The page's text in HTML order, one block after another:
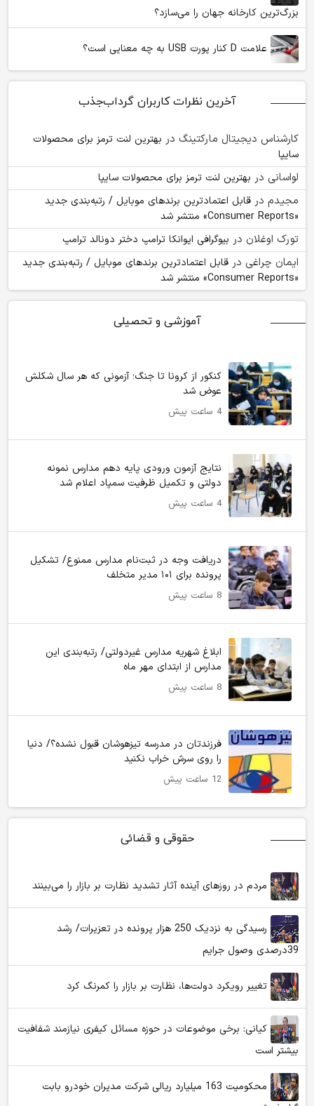
بزرگ‌ترین کارخانه جهان را می‌سازد؟
علامت D کنار پورت USB به چه معنایی است؟
آخرین نظرات کاربران گرداب‌جذب
کارشناس دیجیتال مارکتینگ در بهترین لنت ترمز برای محصولات
سایپا
لواسانی در بهترین لنت ترمز برای محصولات سایپا
مجیدم در قابل اعتمادترین برندهای موبایل / رتبه‌بندی جدید
«Consumer Reports» منتشر شد
تورک اوغلان در بیوگرافی ایوانکا ترامپ دختر دونالد ترامپ
ایمان چراغی در قابل اعتمادترین برندهای موبایل / رتبه‌بندی جدید
«Consumer Reports» منتشر شد
آموزشی و تحصیلی
کنکور از کرونا تا جنگ؛ آزمونی که هر سال شکلش
عوض شد
4 ساعت پیش
نتایج آزمون ورودی پایه دهم مدارس نمونه
دولتی و تکمیل ظرفیت سمپاد اعلام شد
4 ساعت پیش
دریافت وجه در ثبت‌نام مدارس ممنوع/ تشکیل
پرونده برای ۱۰۱ مدیر متخلف
8 ساعت پیش
ابلاغ شهریه مدارس غیردولتی/ رتبه‌بندی این
مدارس از ابتدای مهر ماه
8 ساعت پیش
فرزندتان در مدرسه تیزهوشان قبول نشده؟/ دنیا
را روی سرش خراب نکنید
12 ساعت پیش
حقوقی و قضائی
مردم در روزهای آینده آثار تشدید نظارت بر بازار را می‌بینند
رسیدگی به نزدیک 250 هزار پرونده در تعزیرات/ رشد
39درصدی وصول جرایم
تغییر رویکرد دولت‌ها، نظارت بر بازار را کمرنگ کرد
کیانی: برخی موضوعات در حوزه مسائل کیفری نیازمند شفافیت
بیشتر است
محکومیت 163 میلیارد ریالی شرکت مدیران خودرو بابت